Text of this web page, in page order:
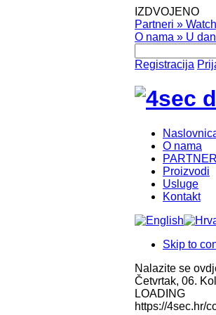
IZDVOJENO
Partneri »
O nama » U
Registracija
O nama
PARTNERI
Proizvodi
Usluge
Kontakt
Skip to
Nalazite se
Četvrtak, 06.
LOADING
https://4sec.hr/